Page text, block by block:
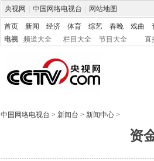
央视网 中国网络电视台 网站地图
首页 新闻 经济 体育 综艺 春晚 戏曲
电视
频道大全 栏目大全 节目大全 直
中国网络电视台 > 新闻台 > 新闻中心 >
资